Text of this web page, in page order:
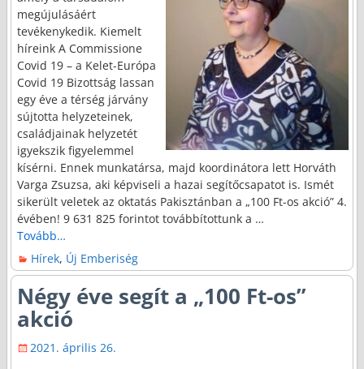
megújulásáért
tevékenykedik. Kiemelt
híreink A Commissione
Covid 19 – a Kelet-Európa
Covid 19 Bizottság lassan
egy éve a térség járvány
sújtotta helyzeteinek,
családjainak helyzetét
igyekszik figyelemmel
kísérni. Ennek munkatársa, majd koordinátora lett Horváth
Varga Zsuzsa, aki képviseli a hazai segítőcsapatot is. Ismét
sikerült veletek az oktatás Pakisztánban a „100 Ft-os akció” 4.
évében! 9 631 825 forintot továbbítottunk a …
Tovább…
Hírek, Új Emberiség
Négy éve segít a „100 Ft-os”
akció
2021. április 26.